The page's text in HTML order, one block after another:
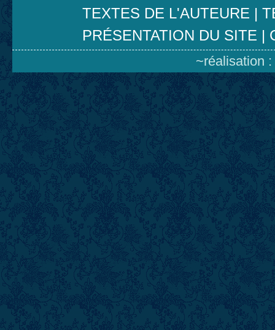
TEXTES DE L'AUTEURE |
PRÉSENTATION DU SITE |
~réalisation